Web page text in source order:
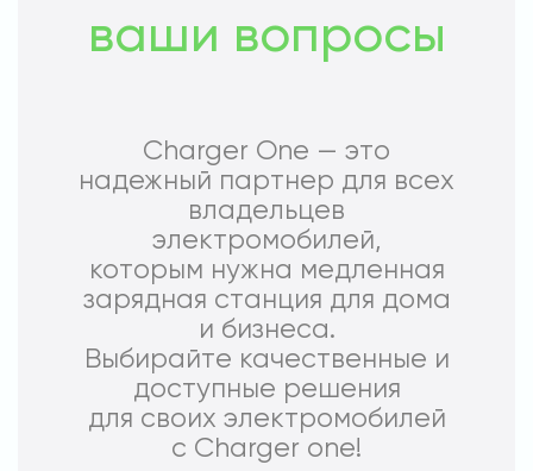
ваши вопросы
Charger One — это
надежный партнер для всех
владельцев
электромобилей,
которым нужна медленная
зарядная станция для дома
и бизнеса.
Выбирайте качественные и
доступные решения
для своих электромобилей
с Charger one!